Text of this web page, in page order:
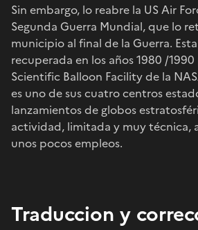
Sin embargo, lo reabre la US Air
Segunda Guerra Mundial, que lo
municipio al final de la Guerra.
recuperada en los años 1980 /
Scientific Balloon Facility de la
es uno de sus cuatro centros
lanzamientos de globos
actividad, limitada y muy técnica,
unos pocos empleos.
Traduccion y